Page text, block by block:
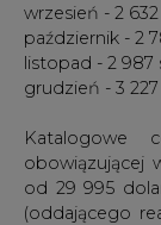
wrzesień - 2 632
październik - 2
listopad - 2 987
grudzień - 3 227
Katalogowe
obowiązującej
od 29 995
(oddającego